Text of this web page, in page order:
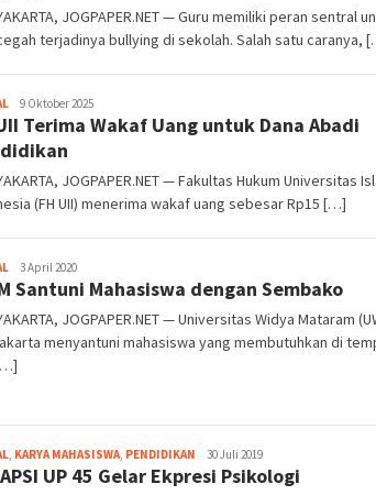
JOGPAPER.NET — Guru memiliki peran sentral
terjadinya bullying di sekolah. Salah satu caranya,
Heri
Purwata
9 Oktober 2025
Terima Wakaf Uang untuk Dana Abadi
JOGPAPER.NET — Fakultas Hukum Universitas
(FH UII) menerima wakaf uang sebesar Rp15 […]
Heri
Purwata
3 April 2020
Santuni Mahasiswa dengan Sembako
JOGPAPER.NET — Universitas Widya Mataram
menyantuni mahasiswa yang membutuhkan di
, KARYA MAHASISWA, PENDIDIKAN Heri
Purwata
30 Juli 2019
UP 45 Gelar Ekpresi Psikologi